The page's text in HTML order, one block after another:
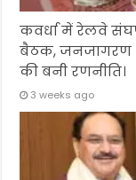
कवर्धा में रेलवे
बैठक, जनजागरण
की बनी रणनीति।
3 weeks ago